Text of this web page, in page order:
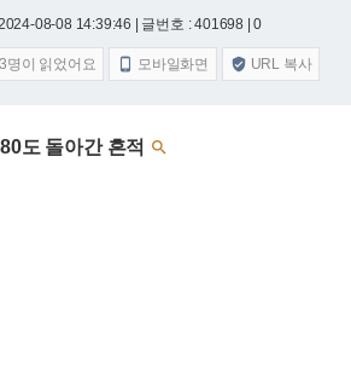
08-08 14:39:46 | 글번호 : 401698 | 0
명이 읽었어요  모바일화면  URL 복사
도 돌아간 흔적 